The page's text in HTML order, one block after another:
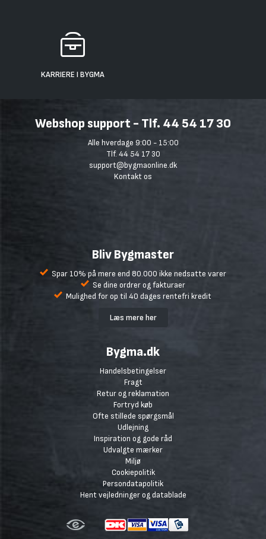
KARRIERE I BYGMA
Webshop support - Tlf. 44 54 17 30
Alle hverdage 9:00 - 15:00
Tlf. 44 54 17 30
support@bygmaonline.dk
Kontakt os
Bliv Bygmaster
Spar 10% på mere end 80.000 ikke nedsatte varer
Se dine ordrer og fakturaer
Mulighed for op til 40 dages rentefri kredit
Læs mere her
Bygma.dk
Handelsbetingelser
Fragt
Retur og reklamation
Fortryd køb
Ofte stillede spørgsmål
Udlejning
Inspiration og gode råd
Udvalgte mærker
Miljø
Cookiepolitik
Persondatapolitik
Hent vejledninger og datablade